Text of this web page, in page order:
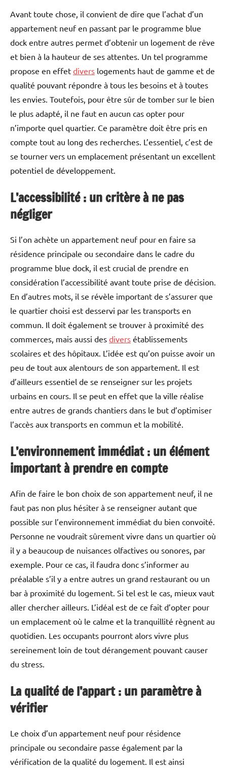
Avant toute chose, il convient de dire que l’achat d’un
appartement neuf en passant par le programme blue
dock entre autres permet d’obtenir un logement de rêve
et bien à la hauteur de ses attentes. Un tel programme
propose en effet divers logements haut de gamme et de
qualité pouvant répondre à tous les besoins et à toutes
les envies. Toutefois, pour être sûr de tomber sur le bien
le plus adapté, il ne faut en aucun cas opter pour
n’importe quel quartier. Ce paramètre doit être pris en
compte tout au long des recherches. L’essentiel, c’est de
se tourner vers un emplacement présentant un excellent
potentiel de développement.
L’accessibilité : un critère à ne pas
négliger
Si l’on achète un appartement neuf pour en faire sa
résidence principale ou secondaire dans le cadre du
programme blue dock, il est crucial de prendre en
considération l’accessibilité avant toute prise de décision.
En d’autres mots, il se révèle important de s’assurer que
le quartier choisi est desservi par les transports en
commun. Il doit également se trouver à proximité des
commerces, mais aussi des divers établissements
scolaires et des hôpitaux. L’idée est qu’on puisse avoir un
peu de tout aux alentours de son appartement. Il est
d’ailleurs essentiel de se renseigner sur les projets
urbains en cours. Il se peut en effet que la ville réalise
entre autres de grands chantiers dans le but d’optimiser
l’accès aux transports en commun et la mobilité.
L’environnement immédiat : un élément
important à prendre en compte
Afin de faire le bon choix de son appartement neuf, il ne
faut pas non plus hésiter à se renseigner autant que
possible sur l’environnement immédiat du bien convoité.
Personne ne voudrait sûrement vivre dans un quartier où
il y a beaucoup de nuisances olfactives ou sonores, par
exemple. Pour ce cas, il faudra donc s’informer au
préalable s’il y a entre autres un grand restaurant ou un
bar à proximité du logement. Si tel est le cas, mieux vaut
aller chercher ailleurs. L’idéal est de ce fait d’opter pour
un emplacement où le calme et la tranquillité règnent au
quotidien. Les occupants pourront alors vivre plus
sereinement loin de tout dérangement pouvant causer
du stress.
La qualité de l’appart : un paramètre à
vérifier
Le choix d’un appartement neuf pour résidence
principale ou secondaire passe également par la
vérification de la qualité du logement. Il est ainsi